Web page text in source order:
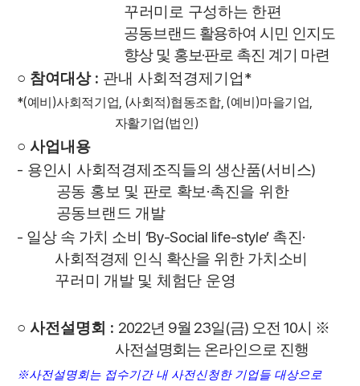
꾸러미로 구성하는 한편
공동브랜드 활용하여 시민 인지도
향상 및 홍보·판로 촉진 계기 마련
○ 참여대상 : 관내 사회적경제기업*
*(예비 )사회적기업, (사회적)협동조합, (예비 )마을기업,
자활기업(법인)
○ 사업내용
- 용인시 사회적경제조직들의 생산품(서비스)
공동 홍보 및 판로 확보·촉진을 위한
공동브랜드 개발
- 일상 속 가치 소비 ‘By-Social life-style’ 촉진·
사회적경제 인식 확산을 위한 가치소비
꾸러미 개발 및 체험단 운영
○ 사전설명회 : 2022년 9월 23일(금) 오전 10시
※
사전설명회는 온라인으로 진행
※사전설명회는 접수기간 내 사전신청한 기업들 대상으로